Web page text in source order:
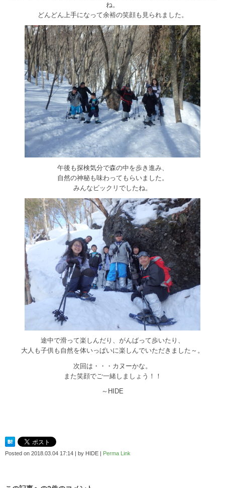
ね。
どんどん上手になって余裕の笑顔も見られました。
午後も探検気分で森の中を歩き進み、
自然の神秘も味わってもらいました。
みんなビックリでしたね。
途中で滑って楽しんだり、がんばって歩いたり、
大人も子供も自然を体いっぱいに楽しんでいただきました～。
次回は・・・カヌーかな。
また笑顔でご一緒しましょう！！
～HIDE
Posted on 2018.03.04 17:14 by HIDE Perma Link